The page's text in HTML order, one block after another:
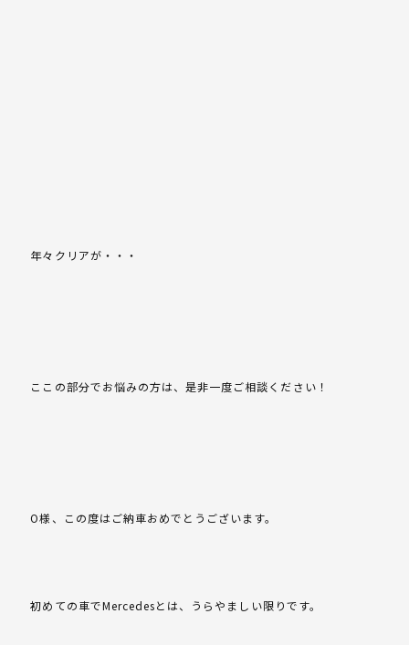
年々クリアが・・・
ここの部分でお悩みの方は、是非一度ご相談ください！
O様、この度はご納車おめでとうございます。
初めての車でMercedesとは、うらやましい限りです。